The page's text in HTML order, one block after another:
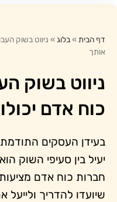
דף הבית »בלוג » ניווט בשוק
אותך
ניווט בשוק
כוח אדם
בעידן העסקים
יעיל בין סעיפי השוק
חברות כוח אדם
שיועדו להדריך